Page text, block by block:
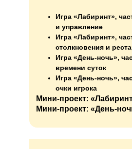
Игра «Лабиринт»,
и управление
Игра «Лабиринт»,
столкновения и
Игра «День-ночь»,
времени суток
Игра «День-ночь»,
очки игрока
Мини-проект:
Мини-проект: «День-